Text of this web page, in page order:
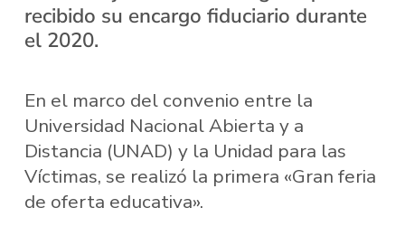
recibido su encargo fiduciario durante
el 2020.
En el marco del convenio entre la
Universidad Nacional Abierta y a
Distancia (UNAD) y la Unidad para las
Víctimas, se realizó la primera «Gran feria
de oferta educativa».